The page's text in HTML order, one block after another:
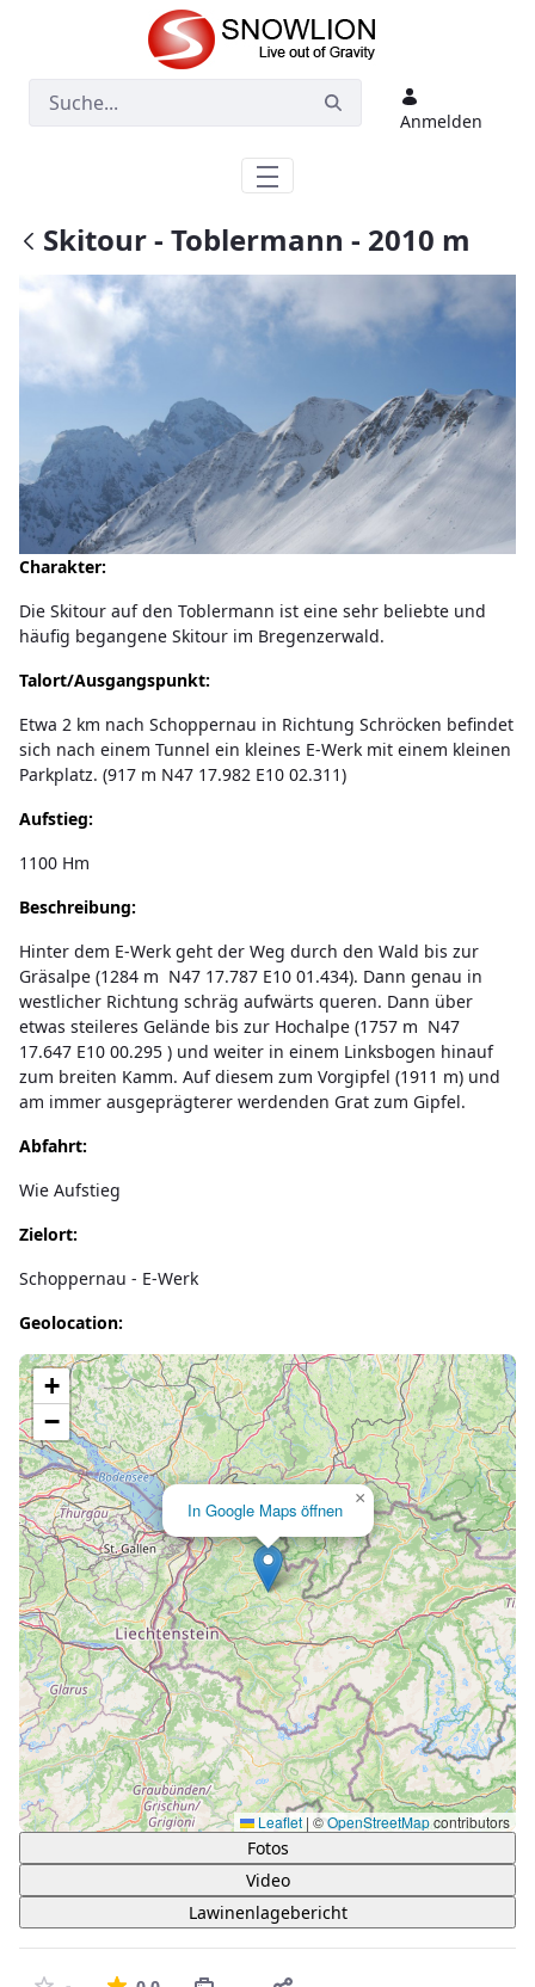
Zum Hauptinhalt springen
Anmelden
Skitour - Toblermann - 2010 m
Charakter:
Die Skitour auf den Toblermann ist eine sehr beliebte und
häufig begangene Skitour im Bregenzerwald.
Talort/Ausgangspunkt:
Etwa 2 km nach Schoppernau in Richtung Schröcken befindet
sich nach einem Tunnel ein kleines E-Werk mit einem kleinen
Parkplatz. (917 m N47 17.982 E10 02.311)
Aufstieg:
1100 Hm
Beschreibung:
Hinter dem E-Werk geht der Weg durch den Wald bis zur
Gräsalpe (1284 m N47 17.787 E10 01.434). Dann genau in
westlicher Richtung schräg aufwärts queren. Dann über
etwas steileres Gelände bis zur Hochalpe (1757 m N47
17.647 E10 00.295 ) und weiter in einem Linksbogen hinauf
zum breiten Kamm. Auf diesem zum Vorgipfel (1911 m) und
am immer ausgeprägterer werdenden Grat zum Gipfel.
Abfahrt:
Wie Aufstieg
Zielort:
Schoppernau - E-Werk
Geolocation:
Lade Karte...
In Google Maps öffnen
×
+
−
Leaflet | ©OpenStreetMapcontributors
Fotos
Video
Lawinenlagebericht